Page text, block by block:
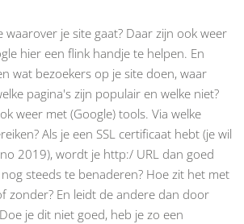
waarover je site gaat? Daar zijn ook weer
hier een flink handje te helpen. En
wat bezoekers op je site doen, waar
pagina's zijn populair en welke niet?
weer met (Google) tools. Via welke
Als je een SSL certificaat hebt (je wil
2019), wordt je http:/ URL dan goed
steeds te benaderen? Hoe zit het met
zonder? En leidt de andere dan door
je dit niet goed, heb je zo een